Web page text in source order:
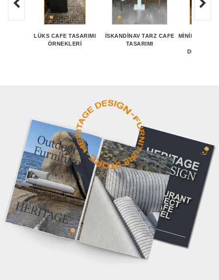
LÜKS CAFE TASARIMI
ÖRNEKLERI
İSKANDINAV TARZ CAFE
TASARIMI
MINIMAL